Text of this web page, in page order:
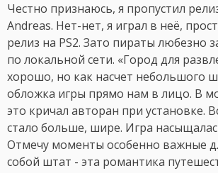
Честно признаюсь, я пропустил
Andreas. Нет-нет, я играл в неё,
релиз на PS2. Зато пираты любезно
по локальной сети. «Город для
хорошо, но как насчет небольшого
обложка игры прямо нам в лицо. В
это кричал авторан при установке.
стало больше, шире. Игра
Отмечу моменты особенно важные
собой штат - эта романтика